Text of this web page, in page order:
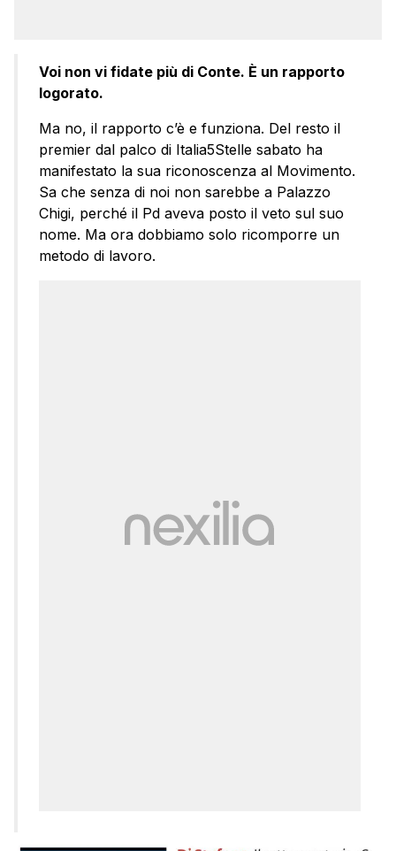
Voi non vi fidate più di Conte. È un rapporto
logorato.
Ma no, il rapporto c’è e funziona. Del resto il
premier dal palco di Italia5Stelle sabato ha
manifestato la sua riconoscenza al Movimento.
Sa che senza di noi non sarebbe a Palazzo
Chigi, perché il Pd aveva posto il veto sul suo
nome. Ma ora dobbiamo solo ricomporre un
metodo di lavoro.